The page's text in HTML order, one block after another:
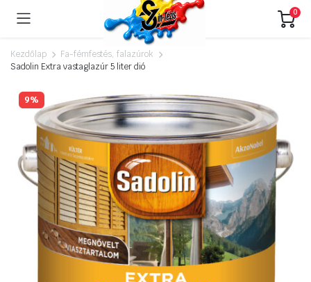
0
Kezdőlap
Fa-fémfestés, falazúrok
Sadolin Extra vastaglazúr 5 liter dió
9%